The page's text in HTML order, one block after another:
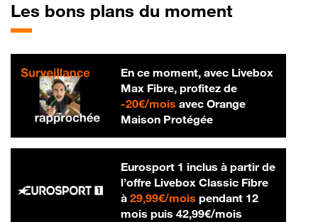
Les bons plans du moment
En ce moment, avec Livebox
Max Fibre, profitez de
-20€/mois20 € par mois
avec Orange
Maison Protégée
Eurosport 1 inclus à partir de
l’offre Livebox Classic Fibre
à 29,99€/mois29,99 € par mois
pendant 12
mois puis 42,99€/mois42,99 € par